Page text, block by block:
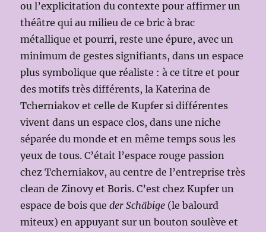
ou l’explicitation du contexte pour affirmer un
théâtre qui au milieu de ce bric à brac
métallique et pourri, reste une épure, avec un
minimum de gestes signifiants, dans un espace
plus symbolique que réaliste : à ce titre et pour
des motifs très différents, la Katerina de
Tcherniakov et celle de Kupfer si différentes
vivent dans un espace clos, dans une niche
séparée du monde et en même temps sous les
yeux de tous. C’était l’espace rouge passion
chez Tcherniakov, au centre de l’entreprise très
clean de Zinovy et Boris. C’est chez Kupfer un
espace de bois queder Schäbige (le balourd
miteux) en appuyant sur un bouton soulève et